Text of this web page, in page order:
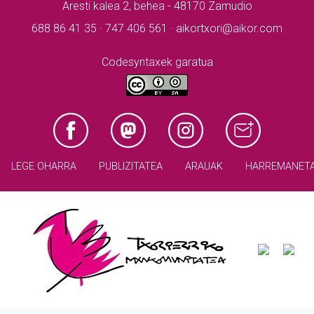
Aresti kalea 2, behea - 48170 Zamudio
688 86 41 35 · 747 406 561 · aikortxori@aikor.com
Codesyntaxek garatua
LEGE OHARRA PUBLIZITATEA ARAUAK